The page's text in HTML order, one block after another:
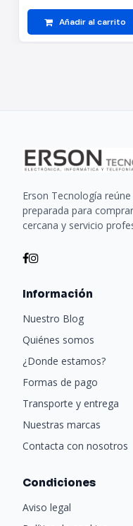
Añadir al carrito
Erson Tecnología
preparada para
cercana y servicio
Información
Nuestro Blog
Quiénes somos
¿Donde estamos?
Formas de pago
Transporte y entrega
Nuestras marcas
Contacta con nosotros
Condiciones
Aviso legal